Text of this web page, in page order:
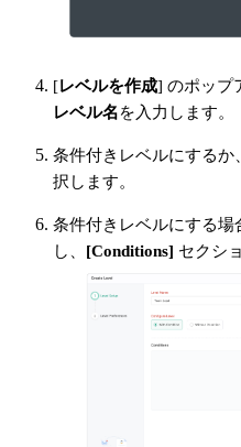
[レベルを作成] のポップ
レベル名を入力します。
条件付きレベルにするか
択します。
条件付きレベルにする場
し、 [Conditions] セクシ